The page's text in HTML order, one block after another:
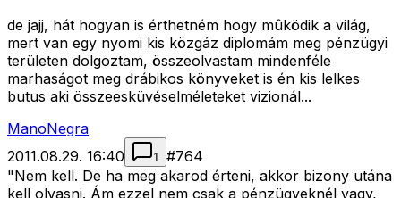
de jajj, hát hogyan is érthetném hogy mûködik a világ,
mert van egy nyomi kis közgáz diplomám meg pénzügyi
területen dolgoztam, összeolvastam mindenféle
marhaságot meg drábikos könyveket is én kis lelkes
butus aki összeesküvéselméleteket vizionál...
ManoNegra
2011.08.29. 16:40
1 #764
"Nem kell. De ha meg akarod érteni, akkor bizony utána
kell olvasni. Ám ezzel nem csak a pénzügyeknél vagy,